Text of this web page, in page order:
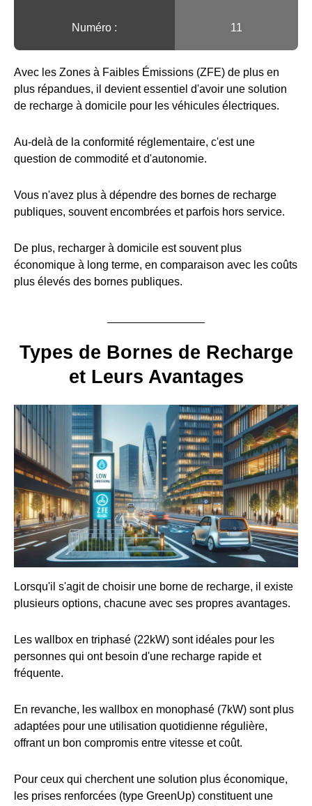
Numéro : 11
Avec les Zones à Faibles Émissions (ZFE) de plus en
plus répandues, il devient essentiel d'avoir une solution
de recharge à domicile pour les véhicules électriques.
Au-delà de la conformité réglementaire, c'est une
question de commodité et d'autonomie.
Vous n'avez plus à dépendre des bornes de recharge
publiques, souvent encombrées et parfois hors service.
De plus, recharger à domicile est souvent plus
économique à long terme, en comparaison avec les coûts
plus élevés des bornes publiques.
Types de Bornes de Recharge
et Leurs Avantages
Lorsqu'il s'agit de choisir une borne de recharge, il existe
plusieurs options, chacune avec ses propres avantages.
Les wallbox en triphasé (22kW) sont idéales pour les
personnes qui ont besoin d'une recharge rapide et
fréquente.
En revanche, les wallbox en monophasé (7kW) sont plus
adaptées pour une utilisation quotidienne régulière,
offrant un bon compromis entre vitesse et coût.
Pour ceux qui cherchent une solution plus économique,
les prises renforcées (type GreenUp) constituent une